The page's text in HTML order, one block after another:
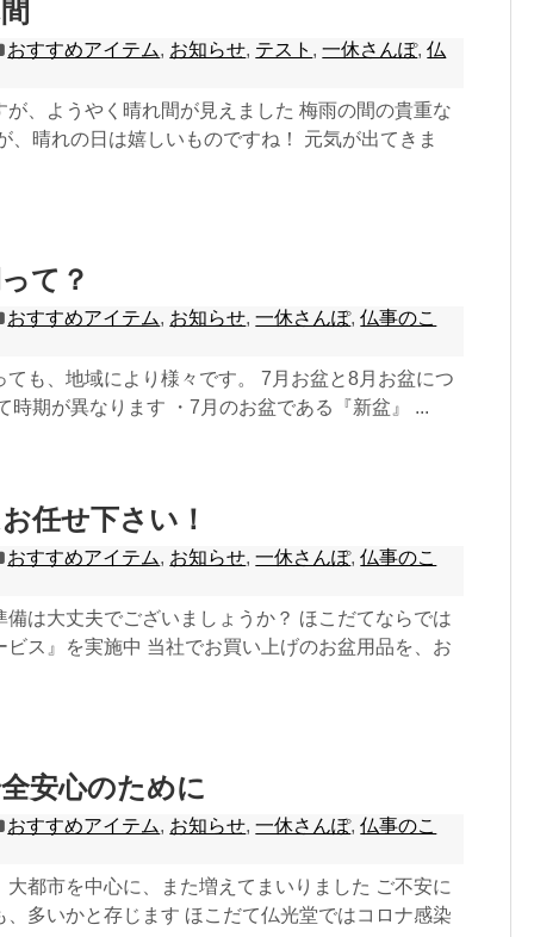
おすすめアイテム, お知らせ, テスト ,一休さんぽ,仏
が、ようやく晴れ間が見えました 梅雨の間の貴重な
、晴れの日は嬉しいものですね！ 元気が出てきま
て？
おすすめアイテム, お知らせ,一休さんぽ,仏事のこ
ても、地域により様々です。 7月お盆と8月お盆につ
時期が異なります ・7月のお盆である『新盆』 ...
任せ下さい！
おすすめアイテム, お知らせ,一休さんぽ,仏事のこ
備は大丈夫でございましょうか？ ほこだてならでは
ビス』を実施中 当社でお買い上げのお盆用品を、お
安心のために
おすすめアイテム, お知らせ,一休さんぽ,仏事のこ
大都市を中心に、また増えてまいりました ご不安に
、多いかと存じます ほこだて仏光堂ではコロナ感染